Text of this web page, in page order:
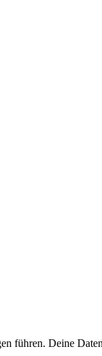
führen. Deine